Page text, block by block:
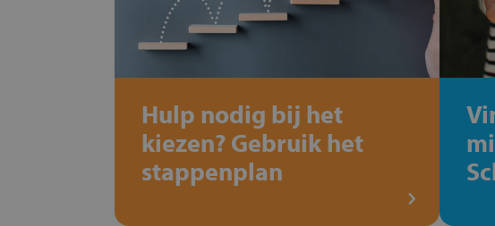
Hulp nodig bij het
kiezen? Gebruik het
stappenplan